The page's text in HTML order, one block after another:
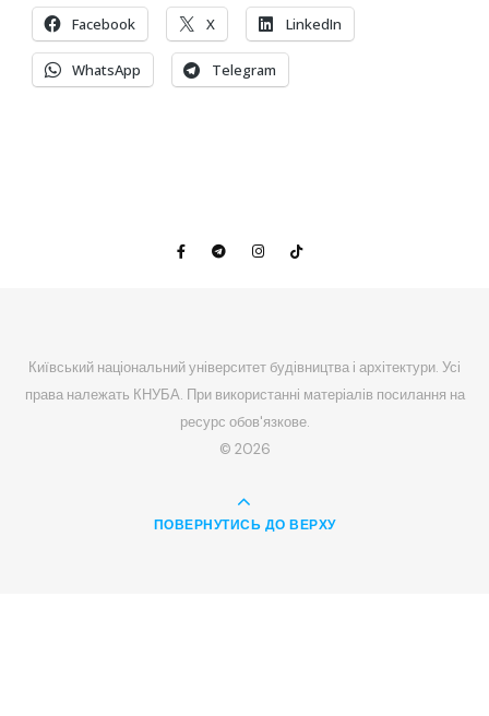
Facebook X LinkedIn
WhatsApp Telegram
Київський національний університет будівництва і архітектури. Усі
права належать КНУБА. При використанні матеріалів посилання на
ресурс обов'язкове.
© 2026
ПОВЕРНУТИСЬ ДО ВЕРХУ